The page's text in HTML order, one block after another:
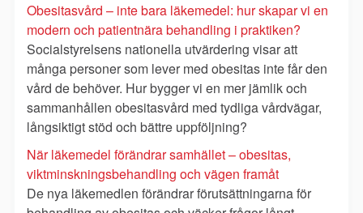
Obesitasvård – inte bara läkemedel: hur skapar vi en
modern och patientnära behandling i praktiken?
Socialstyrelsens nationella utvärdering visar att
många personer som lever med obesitas inte får den
vård de behöver. Hur bygger vi en mer jämlik och
sammanhållen obesitasvård med tydliga vårdvägar,
långsiktigt stöd och bättre uppföljning?
När läkemedel förändrar samhället – obesitas,
viktminskningsbehandling och vägen framåt
De nya läkemedlen förändrar förutsättningarna för